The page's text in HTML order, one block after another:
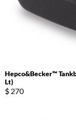
Hepco&Becker™
Lt)
$ 270